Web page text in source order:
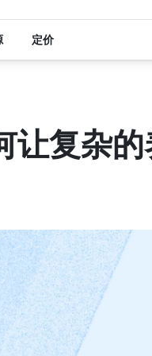
让复杂
定价